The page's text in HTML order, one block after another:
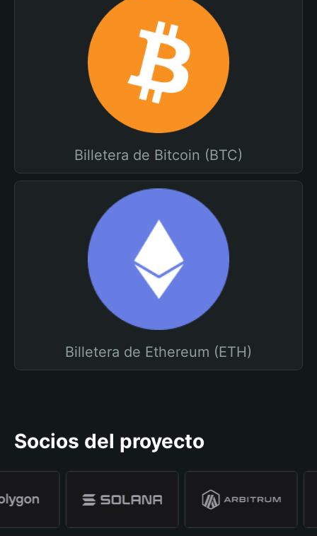
Billetera de Bitcoin (BTC)
Billetera de Ethereum (ETH)
Socios del proyecto